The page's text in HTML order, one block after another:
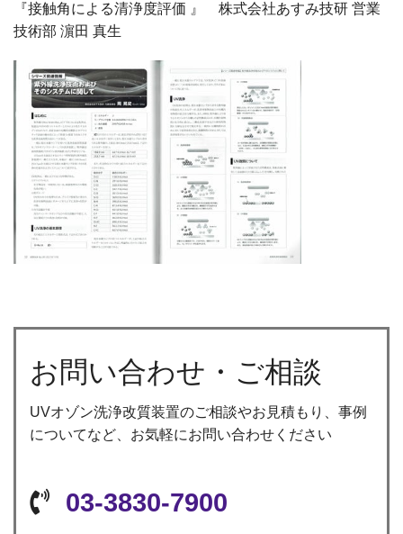
『接触角による清浄度評価 』 株式会社あすみ技研 営業
技術部 濵田 真生
お問い合わせ・ご相談
UVオゾン洗浄改質装置のご相談やお見積もり、事例
についてなど、お気軽にお問い合わせください
03-3830-7900